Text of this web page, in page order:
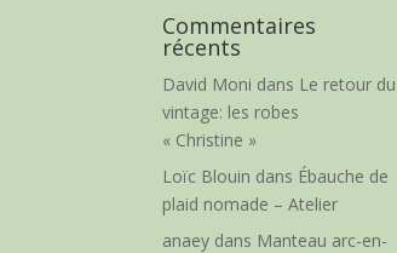
Commentaires
récents
David Moni dans Le retour du
vintage: les robes
« Christine »
Loïc Blouin dans Ébauche de
plaid nomade – Atelier
anaey dans Manteau arc-en-